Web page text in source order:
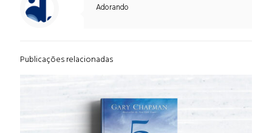
Adorando
Publicações relacionadas